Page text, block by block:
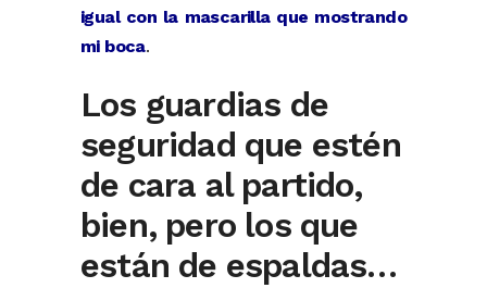
igual con la mascarilla que mostrando
mi boca.
Los guardias de
seguridad que estén
de cara al partido,
bien, pero los que
están de espaldas…